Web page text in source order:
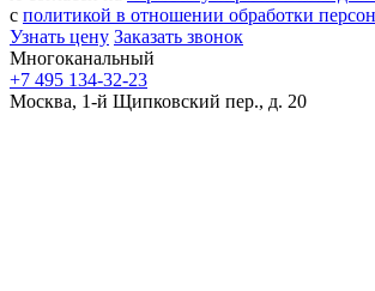
с политикой в отношении обработки
Узнать цену Заказать звонок
Многоканальный
+7 495 134-32-23
Москва, 1-й Щипковский пер., д. 20